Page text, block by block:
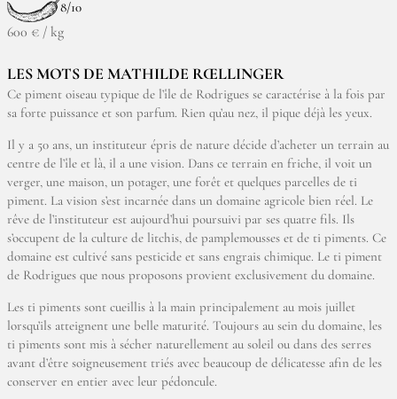
8/10
600 € / kg
LES MOTS DE MATHILDE RŒLLINGER
Ce piment oiseau typique de l’île de Rodrigues se caractérise à la fois par
sa forte puissance et son parfum. Rien qu’au nez, il pique déjà les yeux.
Il y a 50 ans, un instituteur épris de nature décide d’acheter un terrain au
centre de l’île et là, il a une vision. Dans ce terrain en friche, il voit un
verger, une maison, un potager, une forêt et quelques parcelles de ti
piment. La vision s’est incarnée dans un domaine agricole bien réel. Le
rêve de l’instituteur est aujourd’hui poursuivi par ses quatre fils. Ils
s’occupent de la culture de litchis, de pamplemousses et de ti piments. Ce
domaine est cultivé sans pesticide et sans engrais chimique. Le ti piment
de Rodrigues que nous proposons provient exclusivement du domaine.
Les ti piments sont cueillis à la main principalement au mois juillet
lorsqu’ils atteignent une belle maturité. Toujours au sein du domaine, les
ti piments sont mis à sécher naturellement au soleil ou dans des serres
avant d’être soigneusement triés avec beaucoup de délicatesse afin de les
conserver en entier avec leur pédoncule.